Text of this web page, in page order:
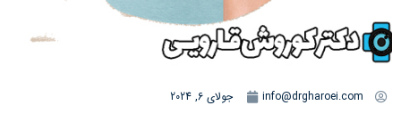
info@drgharoei.com جولای 6, 2024